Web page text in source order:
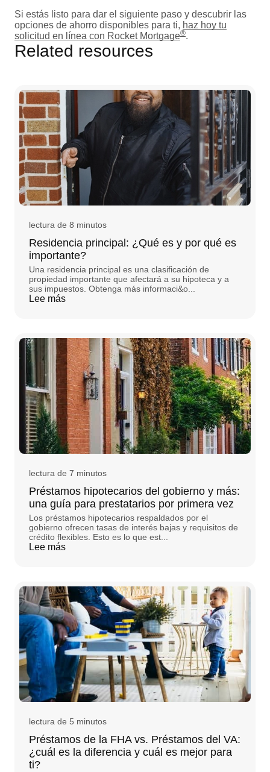
Si estás listo para dar el siguiente paso y descubrir las
opciones de ahorro disponibles para ti, haz hoy tu
solicitud en línea con Rocket Mortgage®.
Related resources
lectura de 8 minutos
Residencia principal: ¿Qué es y por qué es
importante?
Una residencia principal es una clasificación de
propiedad importante que afectará a su hipoteca y a
sus impuestos. Obtenga más informaci&o...
Lee más
lectura de 7 minutos
Préstamos hipotecarios del gobierno y más:
una guía para prestatarios por primera vez
Los préstamos hipotecarios respaldados por el
gobierno ofrecen tasas de interés bajas y requisitos de
crédito flexibles. Esto es lo que est...
Lee más
lectura de 5 minutos
Préstamos de la FHA vs. Préstamos del VA:
¿cuál es la diferencia y cuál es mejor para
ti?